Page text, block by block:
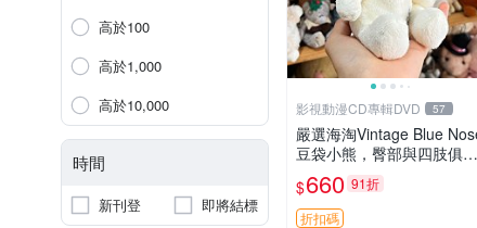
高於100
高於1,000
高於10,000
時間
新刊登 即將結標
影視動漫CD專輯DVD 57
嚴選海淘Vintage Blue
豆袋小熊，臀部與四肢俱
全，坐高11公分，附原盒與
吊牌收藏。藍鼻子小熊，值
得擁有 玩具 憶熊
$660 91折
折扣碼